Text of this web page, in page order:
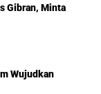
Gibran, Minta
Wujudkan